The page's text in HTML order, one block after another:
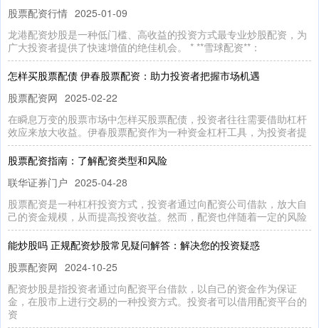
股票配资行情 2025-01-09
龙港配资炒股是一种低门槛、高收益的投资方式最专业炒股配资，为
广大投资者提供了快速增值的绝佳机会。 * **雪球配资**：
怎样买股票配债 伊春股票配资：助力投资者把握市场机遇
股票配资网 2025-02-22
在瞬息万变的股票市场中怎样买股票配债，投资者往往需要借助杠杆
效应来放大收益。伊春股票配资作为一种资金杠杆工具，为投资者提
股票配资指南：了解配资类型和风险
联华证券门户 2025-04-28
股票配资是一种杠杆投资方式，投资者通过向配资公司借款，放大自
己的资金规模，从而提高投资收益。然而，配资也伴随着一定的风险
能炒股吗 正规配资炒股常见疑问解答：解决您的投资疑惑
股票配资网 2024-10-25
配资炒股是指投资者通过向配资平台借款，以自己的资金作为保证
金，在股市上进行交易的一种投资方式。投资者可以借用配资平台的
资